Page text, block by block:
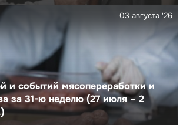
и событий мясопереработки и
за 31-ю неделю (27 июля – 2
03 августа '26